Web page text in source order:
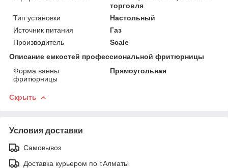
торговля
Тип установки
Настольный
Источник питания
Газ
Производитель
Scale
Описание емкостей профессиональной фритюрницы
Форма ванны
фритюрницы
Прямоугольная
Скрыть
Условия доставки
Самовывоз
Доставка курьером по г.Алматы